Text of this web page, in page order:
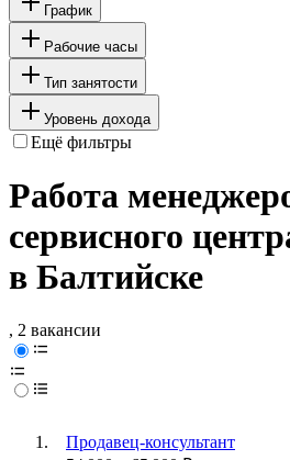
График
Рабочие часы
Тип занятости
Уровень дохода
Ещё фильтры
Работа
сервисного
в Балтийске
, 2 вакансии
Продавец-консультант